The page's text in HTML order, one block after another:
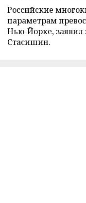
Российские
параметрам
Нью-Йорке,
Стасишин.